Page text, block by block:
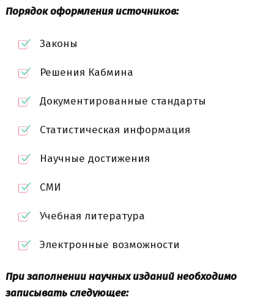
Порядок оформления источников:
Законы
Решения Кабмина
Документированные стандарты
Статистическая информация
Научные достижения
СМИ
Учебная литература
Электронные возможности
При заполнении научных изданий необходимо
записывать следующее: